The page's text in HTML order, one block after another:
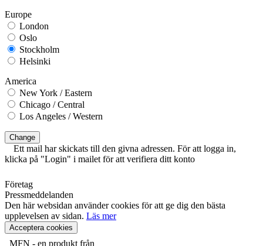
Europe
London
Oslo
Stockholm
Helsinki
America
New York / Eastern
Chicago / Central
Los Angeles / Western
Change
Ett mail har skickats till den givna adressen. För att logga in,
klicka på "Login" i mailet för att verifiera ditt konto
Företag
Pressmeddelanden
Den här websidan använder cookies för att ge dig den bästa
upplevelsen av sidan. Läs mer
Acceptera cookies
MFN - en produkt från